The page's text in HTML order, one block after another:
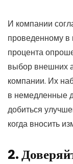
И компании
проведенному в
процента
выбор внешних
компании. Их
в немедленные
добиться
когда вносить
2.